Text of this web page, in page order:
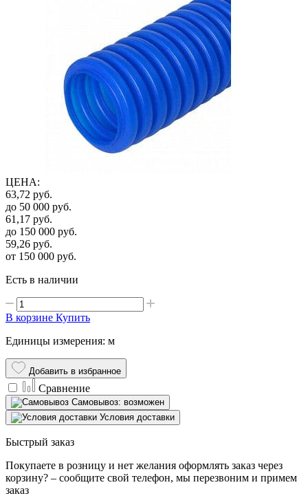
ЦЕНА:
63,72 руб.
до 50 000 руб.
61,17 руб.
до 150 000 руб.
59,26 руб.
от 150 000 руб.
Есть в наличии
В корзине Купить
Единицы измерения: м
Добавить в избранное
Сравнение
Самовывоз: возможен
Условия доставки
Быстрый заказ
Покупаете в розницу и нет желания оформлять заказ через
корзину? – сообщите свой телефон, мы перезвоним и примем
заказ